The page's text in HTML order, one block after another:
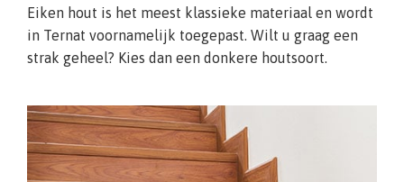
Eiken hout is het meest klassieke materiaal en wordt
in Ternat voornamelijk toegepast. Wilt u graag een
strak geheel? Kies dan een donkere houtsoort.